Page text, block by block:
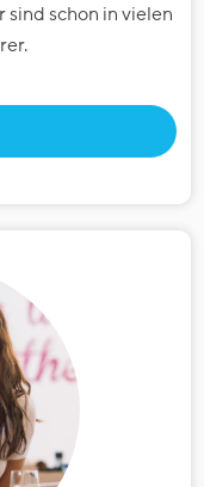
sind schon in vielen